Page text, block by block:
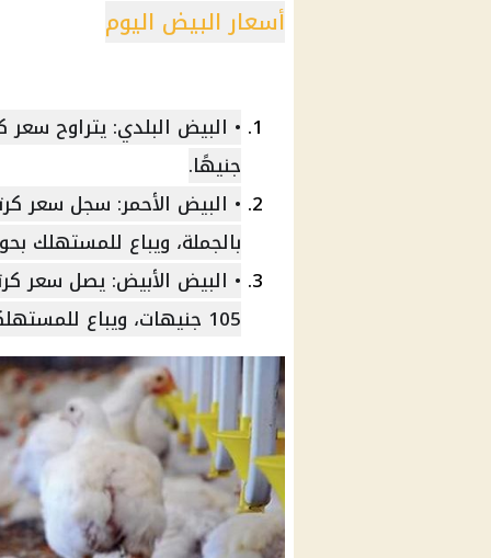
أسعار البيض اليوم
جنيهًا.
بالجملة، ويباع للمستهلك بحوالي
• البيض الأبيض: يصل سعر
105 جنيهات، ويباع للمستهلكين بـ 115 جنيهاً.